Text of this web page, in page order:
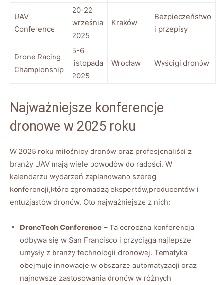
UAV⁤
Conference
20-22
września
‌2025
Kraków
Bezpieczeństwo
i przepisy
Drone‌ Racing
Championship
5-6
‌listopada
2025
Wrocław Wyścigi ⁢dronów
Najważniejsze konferencje
dronowe w ​2025​ roku
W 2025 ⁢roku miłośnicy dronów ‌oraz ​profesjonaliści z
branży UAV mają wiele⁤ powodów do radości.⁢ W
‌kalendarzu wydarzeń zaplanowano szereg
‌konferencji,które‍ zgromadzą ekspertów,producentów i
entuzjastów dronów. Oto najważniejsze⁤ z nich:
DroneTech Conference – ‍Ta ‌coroczna konferencja
odbywa się w San Francisco ⁤i przyciąga‌ najlepsze
umysły z branży technologii dronowej. Tematyka
obejmuje innowacje w obszarze automatyzacji oraz
najnowsze zastosowania dronów w różnych